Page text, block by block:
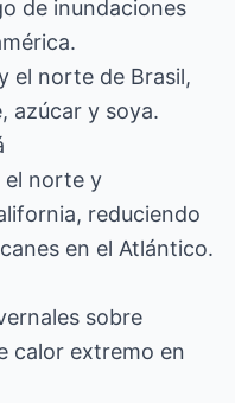
de inundaciones
el norte de Brasil,
azúcar y soya.
el norte y
reduciendo
en el Atlántico.
sobre
calor extremo en